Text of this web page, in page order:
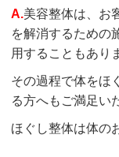
A.美容整体は、お
を解消するための
用することもあり
その過程で体をほ
る方へもご満足い
ほぐし整体は体の